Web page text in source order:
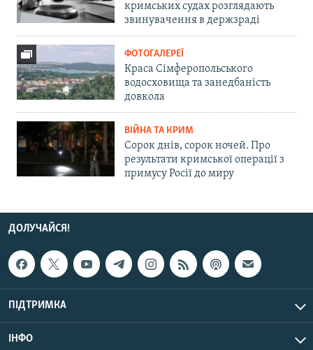
кримських судах розглядають
звинувачення в держзраді
ФОТОГАЛЕРЕЇ
Краса Сімферопольського
водосховища та занедбаність
довкола
ВІЙНА ТА КРИМ
Сорок днів, сорок ночей. Про
результати кримської операції з
примусу Росії до миру
ДОЛУЧАЙСЯ!
ПІДТРИМКА
ІНФО